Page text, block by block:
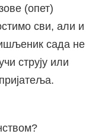
(опет)
сви, али и
сада не
струју или